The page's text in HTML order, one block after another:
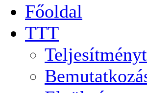
Főoldal
TTT